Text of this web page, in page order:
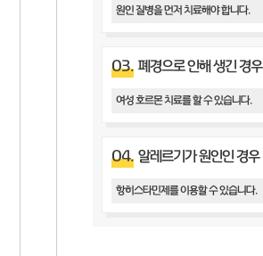
원인 질병을 먼저 치료해야 합니다.
03. 폐경으로 인해 생긴 경우
여성 호르몬 치료를 할 수 있습니다.
04. 알레르기가 원인인 경우
항히스타민제를 이용할 수 있습니다.